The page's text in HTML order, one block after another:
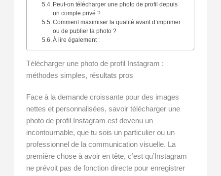
Peut-on télécharger une photo de profil depuis
un compte privé ?
Comment maximiser la qualité avant d’imprimer
ou de publier la photo ?
À lire également :
Télécharger une photo de profil Instagram :
méthodes simples, résultats pros
Face à la demande croissante pour des images
nettes et personnalisées, savoir télécharger une
photo de profil Instagram est devenu un
incontournable, que tu sois un particulier ou un
professionnel de la communication visuelle. La
première chose à avoir en tête, c’est qu’Instagram
ne prévoit pas de fonction directe pour enregistrer